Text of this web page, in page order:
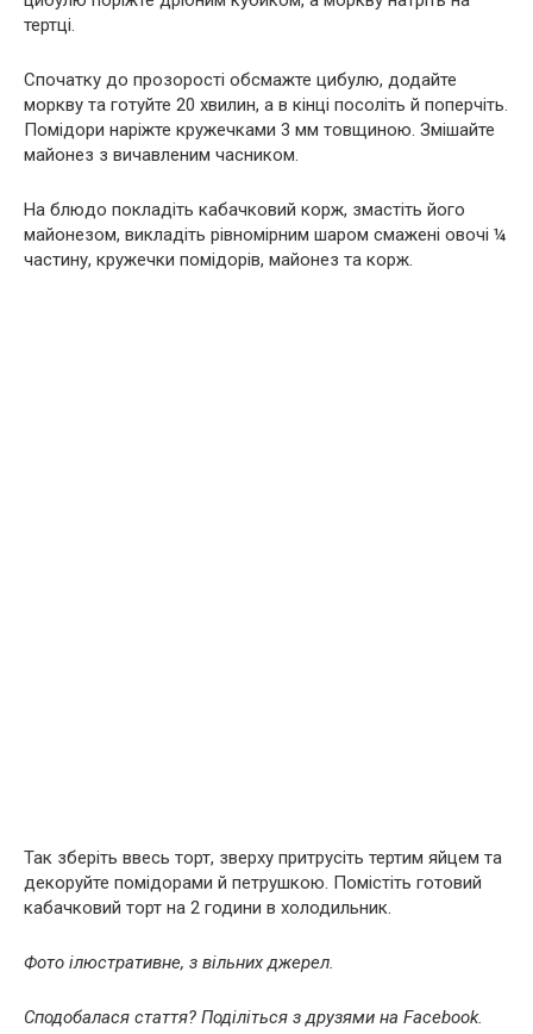
тертці.
Спочатку до прозорості обсмажте цибулю, додайте
моркву та готуйте 20 хвилин, а в кінці посоліть й поперчіть.
Помідори наріжте кружечками 3 мм товщиною. Змішайте
майонез з вичавленим часником.
На блюдо покладіть кабачковий корж, змастіть його
майонезом, викладіть рівномірним шаром смажені овочі ¼
частину, кружечки помідорів, майонез та корж.
Так зберіть ввесь торт, зверху притрусіть тертим яйцем та
декоруйте помідорами й петрушкою. Помістіть готовий
кабачковий торт на 2 години в холодильник.
Фото ілюстративне, з вільних джерел.
Сподобалася стаття? Поділіться з друзями на Facebook.